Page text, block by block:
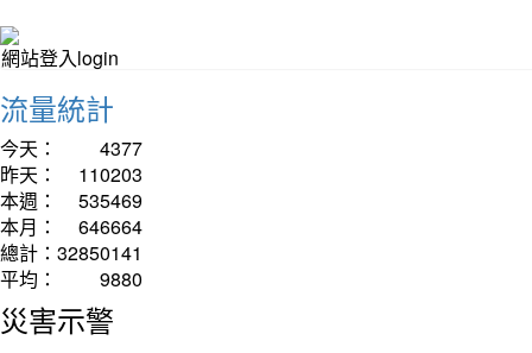
網站登入login
流量統計
今天：
4377
昨天：
110203
本週：
535469
本月：
646664
總計： 32850141
平均：
9880
災害示警